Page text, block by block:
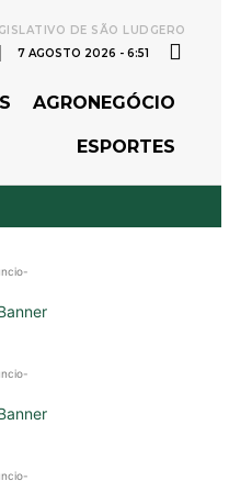
DE SÃO LUDGERO
7 AGOSTO 2026 - 6:51
AGRONEGÓCIO
ESPORTES